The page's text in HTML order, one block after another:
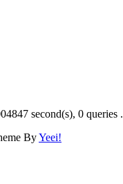
second(s), 0 queries .
ByYeei!